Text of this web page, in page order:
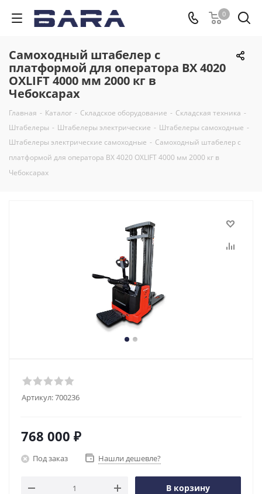
0
Самоходный штабелер с
платформой для оператора BX 4020
OXLIFT 4000 мм 2000 кг в
Чебоксарах
Главная - Каталог - Складское оборудование - Складская техника -
Штабелеры - Штабелеры электрические - Штабелеры самоходные -
Штабелеры электрические самоходные - Самоходный штабелер с
платформой для оператора BX 4020 OXLIFT 4000 мм 2000 кг в
Чебоксарах
Артикул:700236
768 000 ₽
Под заказ Нашли дешевле?
В корзину